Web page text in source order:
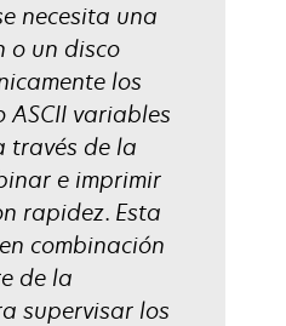
necesita una
o un disco
los
variables
través de la
e imprimir
rapidez. Esta
combinación
de la
supervisar los